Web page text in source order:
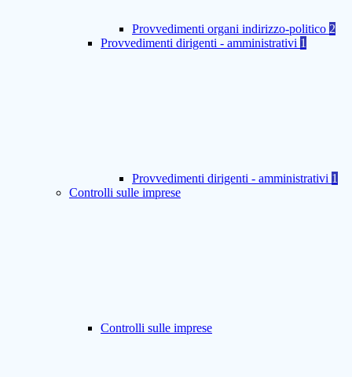
Provvedimenti organi indirizzo-politico 2
Provvedimenti dirigenti - amministrativi 1
Provvedimenti dirigenti - amministrativi 1
Controlli sulle imprese
Controlli sulle imprese